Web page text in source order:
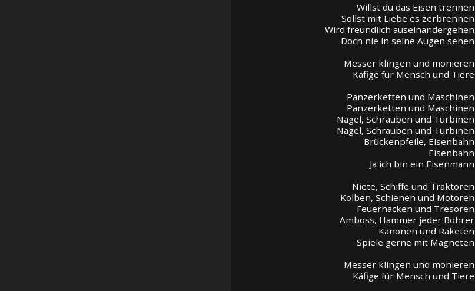
Willst du das Eisen trennen
Sollst mit Liebe es zerbrennen
Wird freundlich auseinandergehen
Doch nie in seine Augen sehen
Messer klingen und monieren
Käfige für Mensch und Tiere
Panzerketten und Maschinen
Panzerketten und Maschinen
Nägel, Schrauben und Turbinen
Nägel, Schrauben und Turbinen
Brückenpfeile, Eisenbahn
Eisenbahn
Ja ich bin ein Eisenmann
Niete, Schiffe und Traktoren
Kolben, Schienen und Motoren
Feuerhacken und Tresoren
Amboss, Hammer jeder Bohrer
Kanonen und Raketen
Spiele gerne mit Magneten
Messer klingen und monieren
Käfige für Mensch und Tiere